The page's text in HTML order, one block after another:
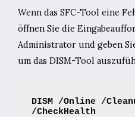
Wenn das SFC-Tool eine
öffnen Sie die
Administrator und geben
um das DISM-Tool
DISM /Online /
/CheckHealth